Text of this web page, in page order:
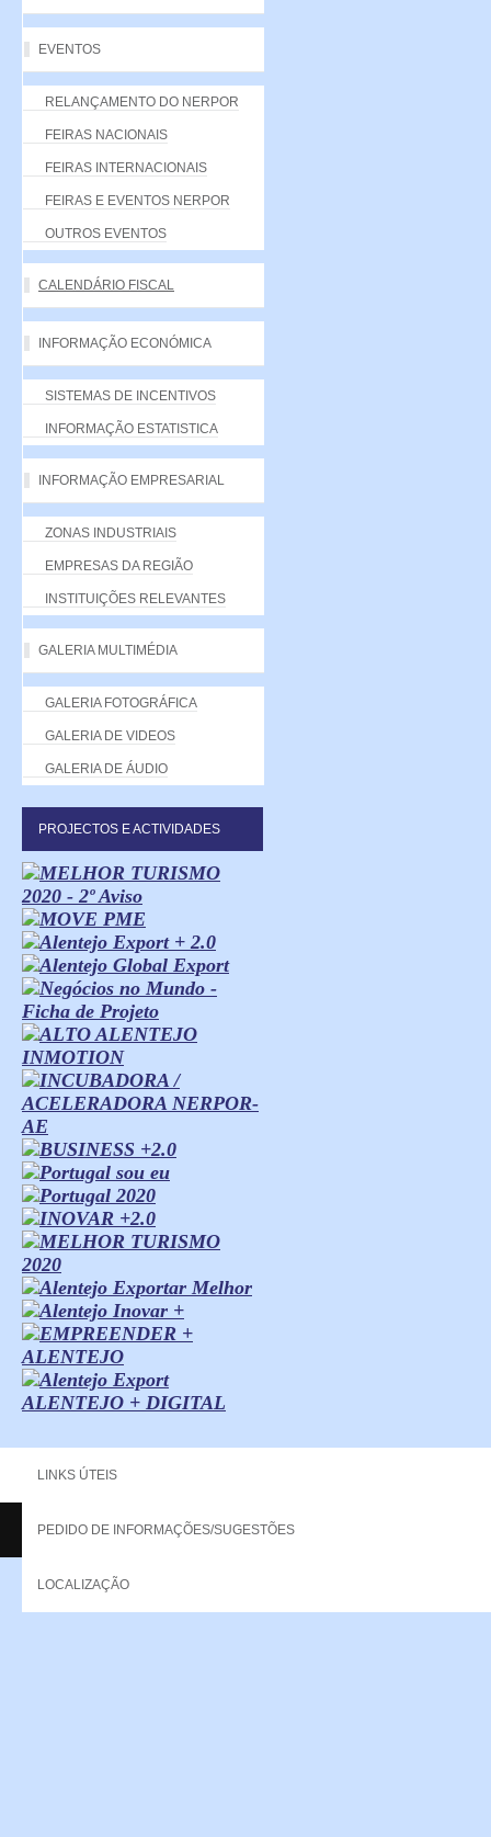
EVENTOS
RELANÇAMENTO DO NERPOR
FEIRAS NACIONAIS
FEIRAS INTERNACIONAIS
FEIRAS E EVENTOS NERPOR
OUTROS EVENTOS
CALENDÁRIO FISCAL
INFORMAÇÃO ECONÓMICA
SISTEMAS DE INCENTIVOS
INFORMAÇÃO ESTATISTICA
INFORMAÇÃO EMPRESARIAL
ZONAS INDUSTRIAIS
EMPRESAS DA REGIÃO
INSTITUIÇÕES RELEVANTES
GALERIA MULTIMÉDIA
GALERIA FOTOGRÁFICA
GALERIA DE VIDEOS
GALERIA DE ÁUDIO
PROJECTOS E ACTIVIDADES
ALENTEJO + DIGITAL
LINKS ÚTEIS
PEDIDO DE INFORMAÇÕES/SUGESTÕES
LOCALIZAÇÃO
Copyright - 2013 NERPOR. All rights reserved.